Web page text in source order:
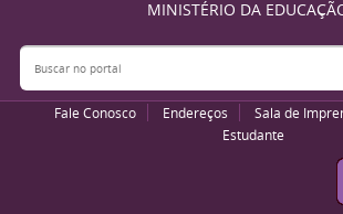
MINISTÉRIO DA
Buscar no portal
Fale Conosco Endereços Sala de
Estudante